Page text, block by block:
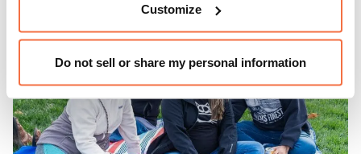
Customize
Do not sell or share my personal information